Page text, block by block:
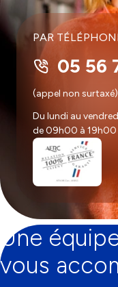
PAR
05 56
(appel non surtaxé)
Du lundi au
de 09h00 à 19h00
Une
vous